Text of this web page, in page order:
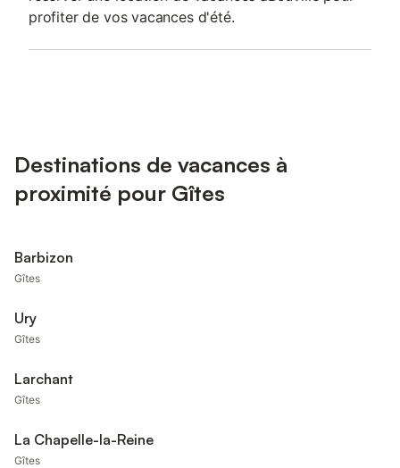
profiter de vos vacances d'été.
Destinations de vacances à
proximité pour Gîtes
Barbizon
Gîtes
Ury
Gîtes
Larchant
Gîtes
La Chapelle-la-Reine
Gîtes